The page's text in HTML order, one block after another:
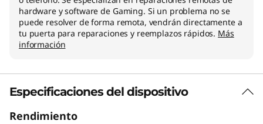
hardware y software de Gaming. Si un problema no se
puede resolver de forma remota, vendrán directamente a
tu puerta para reparaciones y reemplazos rápidos. Más
información
Especificaciones del dispositivo
Rendimiento